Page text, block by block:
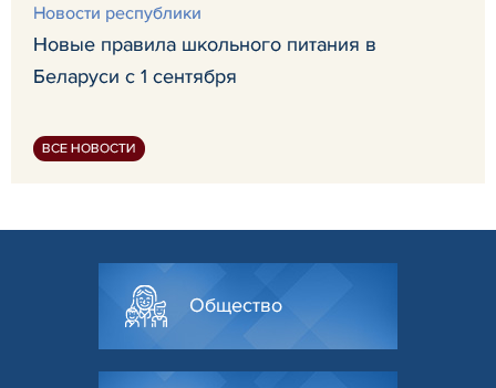
Новости республики
Новые правила школьного питания в
Беларуси с 1 сентября
ВСЕ НОВОСТИ
Общество